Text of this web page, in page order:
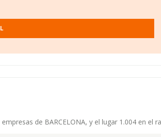
de BARCELONA, y el lugar 1.004 en el